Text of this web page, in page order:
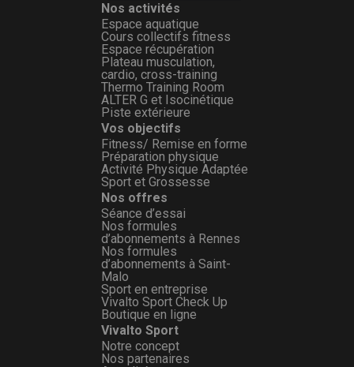
Nos activités
Espace aquatique
Cours collectifs fitness
Espace récupération
Plateau musculation,
cardio, cross-training
Thermo Training Room
ALTER G et Isocinétique
Piste extérieure
Vos objectifs
Fitness/ Remise en forme
Préparation physique
Activité Physique Adaptée
Sport et Grossesse
Nos offres
Séance d’essai
Nos formules
d’abonnements à Rennes
Nos formules
d’abonnements à Saint-
Malo
Sport en entreprise
Vivalto Sport Check Up
Boutique en ligne
Vivalto Sport
Notre concept
Nos partenaires